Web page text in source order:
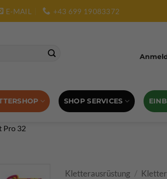
E-MAIL +43 699 19083372
SHOP SERVICES
Pro 32
Kletterausrüstung /